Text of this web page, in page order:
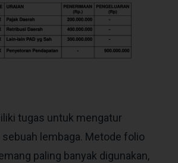
tugas untuk mengatur
sebuah lembaga. Metode folio
paling banyak digunakan,